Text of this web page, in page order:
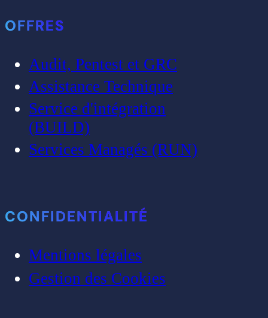
OFFRES
Audit, Pentest et GRC
Assistance Technique
Service d'intégration
(BUILD)
Services Managés (RUN)
CONFIDENTIALITÉ
Mentions légales
Gestion des Cookies